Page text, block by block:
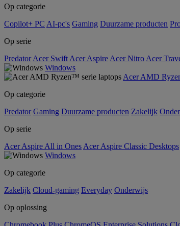
Op categorie
Copilot+ PC AI-pc's Gaming Duurzame producten
Op serie
Predator Acer Swift Acer Aspire Acer Nitro Acer
Windows
Acer AMD
Op categorie
Predator Gaming Duurzame producten Zakelijk
Op serie
Acer Aspire All in Ones Acer Aspire Classic Desktops
Windows
Op categorie
Zakelijk Cloud-gaming Everyday Onderwijs
Op oplossing